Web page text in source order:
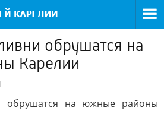
обрушатся на
Карелии
обрушатся на южные районы